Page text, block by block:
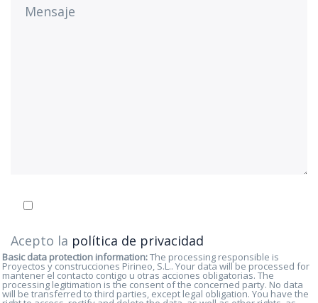
Acepto la política de privacidad
Basic data protection information:The processing responsible is
Proyectos y construcciones Pirineo, S.L.. Your data will be processed for
mantener el contacto contigo u otras acciones obligatorias. The
processing legitimation is the consent of the concerned party. No data
will be transferred to third parties, except legal obligation. You have the